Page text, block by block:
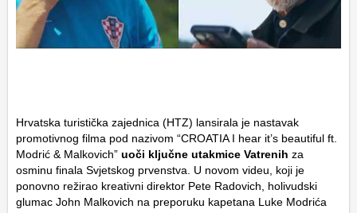
Hrvatska turistička zajednica (HTZ) lansirala je nastavak
promotivnog filma pod nazivom “CROATIA I hear it’s beautiful ft.
Modrić & Malkovich” uoči ključne utakmice Vatrenih za
osminu finala Svjetskog prvenstva. U novom videu, koji je
ponovno režirao kreativni direktor Pete Radovich, holivudski
glumac John Malkovich na preporuku kapetana Luke Modrića